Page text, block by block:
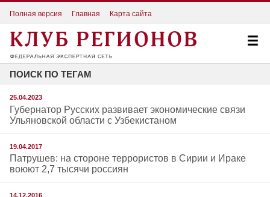
Полная версия Главная Карта сайта
ПОИСК ПО ТЕГАМ
25.04.2023
Губернатор Русских развивает экономические связи
Ульяновской области с Узбекистаном
19.04.2017
Патрушев: на стороне террористов в Сирии и Ираке
воюют 2,7 тысячи россиян
14.12.2016